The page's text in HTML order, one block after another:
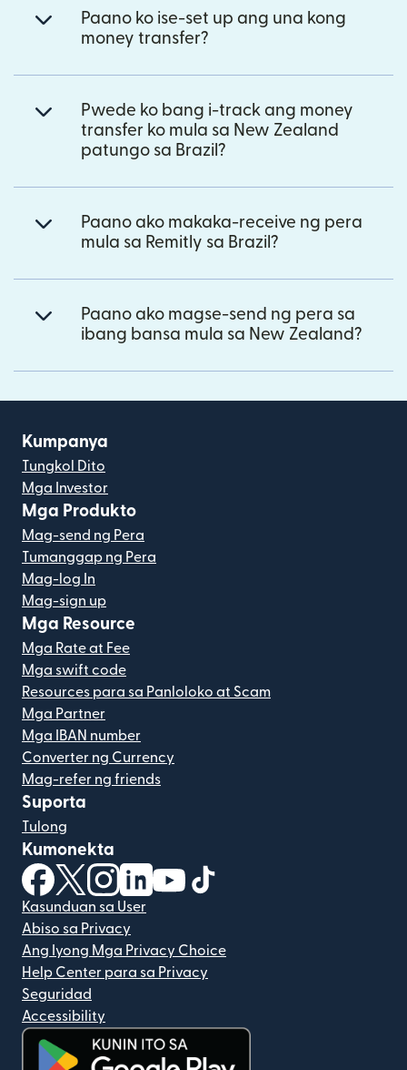
Paano ko ise-set up ang una kong
money transfer?
Pwede ko bang i-track ang money
transfer ko mula sa New Zealand
patungo sa Brazil?
Paano ako makaka-receive ng pera
mula sa Remitly sa Brazil?
Paano ako magse-send ng pera sa
ibang bansa mula sa New Zealand?
Kumpanya
Tungkol Dito
Mga Investor
Mga Produkto
Mag-send ng Pera
Tumanggap ng Pera
Mag-log In
Mag-sign up
Mga Resource
Mga Rate at Fee
Mga swift code
Resources para sa Panloloko at Scam
Mga Partner
Mga IBAN number
Converter ng Currency
Mag-refer ng friends
Suporta
Tulong
Kumonekta
(bubukas sa bagong window)
(bubukas sa bagong window)
(bubukas sa bagong window)
(bubukas sa bagong window)
(bubukas sa bagong window)
Kasunduan sa User
Abiso sa Privacy
Ang Iyong Mga Privacy Choice
Help Center para sa Privacy
Seguridad
Accessibility